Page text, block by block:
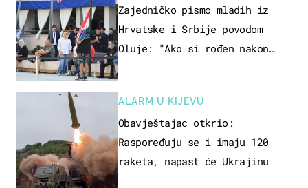
Zajedničko pismo mladih iz
Hrvatske i Srbije povodom
Oluje: "Ako si rođen nakon
ALARM U KIJEVU
Obavještajac otkrio:
Raspoređuju se i imaju 120
raketa, napast će Ukrajinu